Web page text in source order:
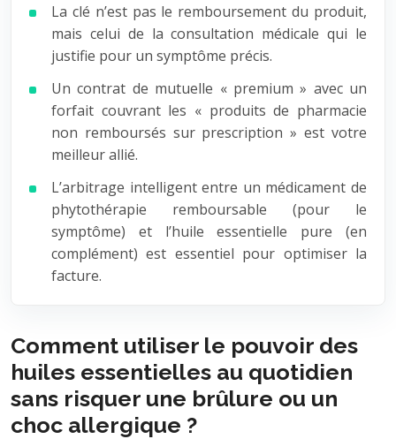
La clé n’est pas le remboursement du produit,
mais celui de la consultation médicale qui le
justifie pour un symptôme précis.
Un contrat de mutuelle « premium » avec un
forfait couvrant les « produits de pharmacie
non remboursés sur prescription » est votre
meilleur allié.
L’arbitrage intelligent entre un médicament de
phytothérapie remboursable (pour le
symptôme) et l’huile essentielle pure (en
complément) est essentiel pour optimiser la
facture.
Comment utiliser le pouvoir des
huiles essentielles au quotidien
sans risquer une brûlure ou un
choc allergique ?